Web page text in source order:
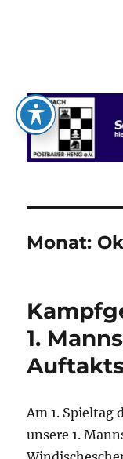
Monat:
1.
Am 1. Spieltag
unsere 1.